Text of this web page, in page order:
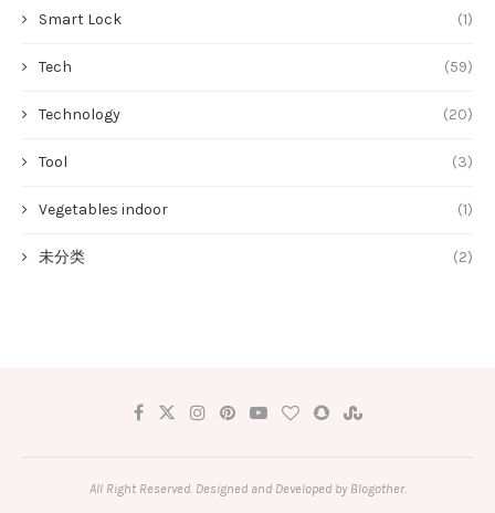
Smart Lock (1)
Tech (59)
Technology (20)
Tool (3)
Vegetables indoor (1)
未分类 (2)
All Right Reserved. Designed and Developed by Blogother.